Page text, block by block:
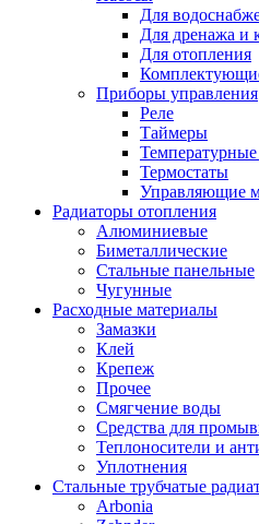
Для
Для дренажа и
Для отопления
Приборы управления
Реле
Таймеры
Термостаты
Управляющие
Радиаторы отопления
Алюминиевые
Биметаллические
Стальные панельные
Чугунные
Расходные материалы
Замазки
Клей
Крепеж
Прочее
Смягчение воды
Средства для
Теплоносители и
Уплотнения
Стальные трубчатые
Arbonia